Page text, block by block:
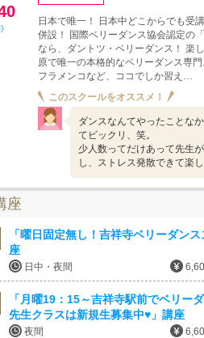
日本で唯一！ 日本中どこからでも受
併設！ 国際ベリーダンス協会認定の
なら、ダントツ・ベリーダンス！ 楽
原で唯一の本格的なベリーダンス専
フラメンコなど、ココでしか習え…
このスクールをオススメ！
ダンスなんてやったことな
てビックリ、笑。
少人数ってだけあって先生
し、ストレス発散できて楽
座
「曜日固定無し！吉祥寺ベリーダン
座
日中・夜間
「月曜19：15～吉祥寺駅前でベリー
先生クラスは新規生募集中♥」講座
夜間